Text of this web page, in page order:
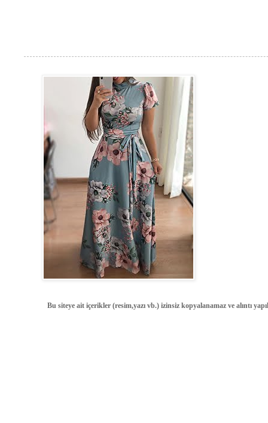
Bu siteye ait içerikler (resim,yazı vb.) izinsiz kopyalanamaz ve alıntı